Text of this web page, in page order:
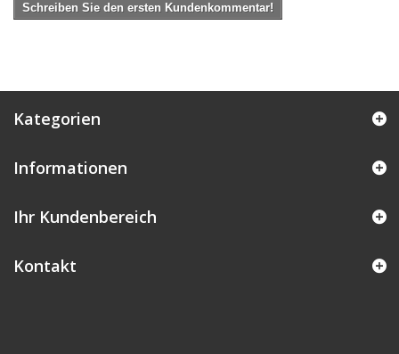
Schreiben Sie den ersten Kundenkommentar!
Kategorien
Informationen
Ihr Kundenbereich
Kontakt